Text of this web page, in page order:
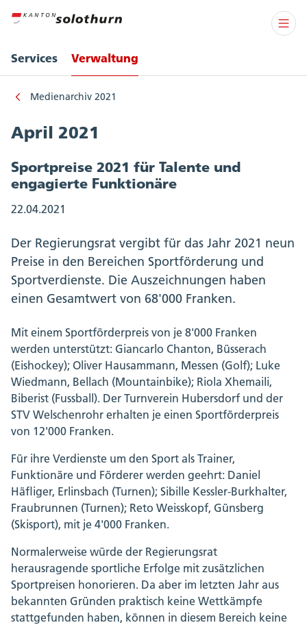
Services Verwaltung
Medienarchiv 2021
April 2021
Sportpreise 2021 für Talente und
engagierte Funktionäre
22.04.2021
Der Regierungsrat vergibt für das Jahr 2021 neun
Preise in den Bereichen Sportförderung und
Sportverdienste. Die Auszeichnungen haben
einen Gesamtwert von 68'000 Franken.
Mit einem Sportförderpreis von je 8'000 Franken
werden unterstützt: Giancarlo Chanton, Büsserach
(Eishockey); Oliver Hausammann, Messen (Golf); Luke
Wiedmann, Bellach (Mountainbike); Riola Xhemaili,
Biberist (Fussball). Der Turnverein Hubersdorf und der
STV Welschenrohr erhalten je einen Sportförderpreis
von 12'000 Franken.
Für ihre Verdienste um den Sport als Trainer,
Funktionäre und Förderer werden geehrt: Daniel
Häfliger, Erlinsbach (Turnen); Sibille Kessler-Burkhalter,
Fraubrunnen (Turnen); Reto Weisskopf, Günsberg
(Skisport), mit je 4'000 Franken.
Normalerweise würde der Regierungsrat
herausragende sportliche Erfolge mit zusätzlichen
Sportpreisen honorieren. Da aber im letzten Jahr aus
bekannten Gründen praktisch keine Wettkämpfe
stattgefunden haben, können in diesem Bereich keine